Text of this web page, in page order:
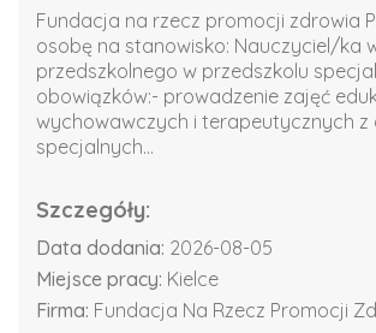
Fundacja na rzecz promocji zdrowia
osobę na stanowisko: Nauczyciel/ka
przedszkolnego w przedszkolu
obowiązków:- prowadzenie zajęć
wychowawczych i terapeutycznych z
specjalnych...
Szczegóły:
Data dodania: 2026-08-05
Miejsce pracy: Kielce
Firma: Fundacja Na Rzecz Promocji